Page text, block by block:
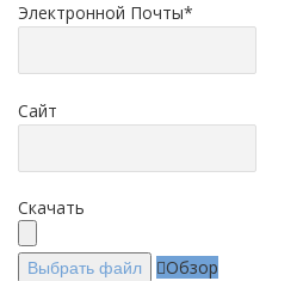
Электронной Почты*
Сайт
Скачать
Выбрать файл
Обзор